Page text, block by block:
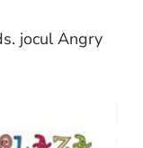
jocul Angry